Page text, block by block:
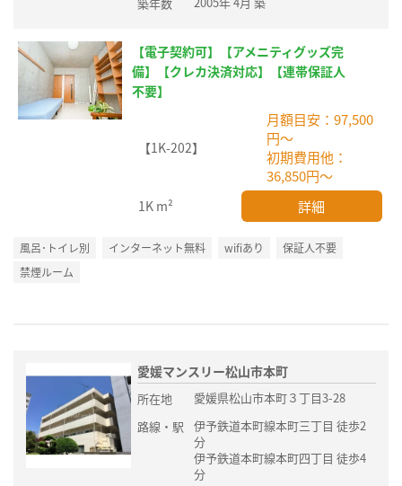
【電子契約可】【アメニティグッズ完
備】【クレカ決済対応】【連帯保証人
不要】
【1K-202】
月額目安：97,500
円～
初期費用他：
36,850円～
1K m² 詳細
風呂･トイレ別 インターネット無料 wifiあり
保証人不要
禁煙ルーム
愛媛マンスリー松山市本町
所在地
愛媛県松山市本町３丁目3-28
路線・駅
伊予鉄道本町線本町三丁目 徒歩2
分
伊予鉄道本町線本町四丁目 徒歩4
分